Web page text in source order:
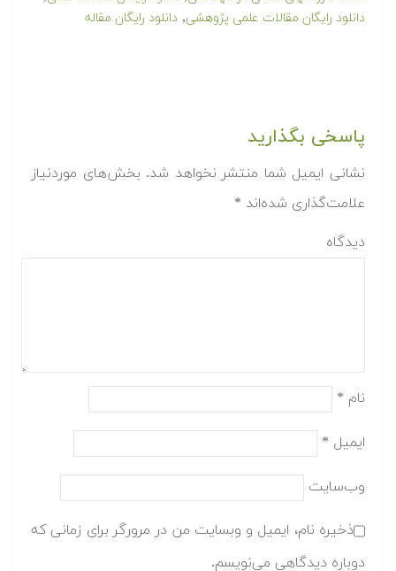
دانلود رایگان مقالات علمی پژوهشی, دانلود رایگان مقاله
پاسخی بگذارید
نشانی ایمیل شما منتشر نخواهد شد. بخش‌های موردنیاز
علامت‌گذاری شده‌اند *
دیدگاه
نام *
ایمیل *
وب‌سایت
ذخیره نام، ایمیل و وبسایت من در مرورگر برای زمانی که
دوباره دیدگاهی می‌نویسم.